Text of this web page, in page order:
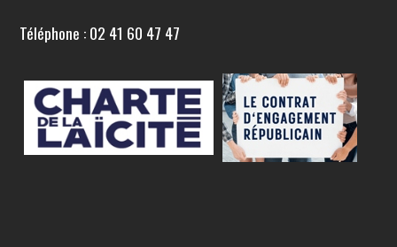
Téléphone : 02 41 60 47 47